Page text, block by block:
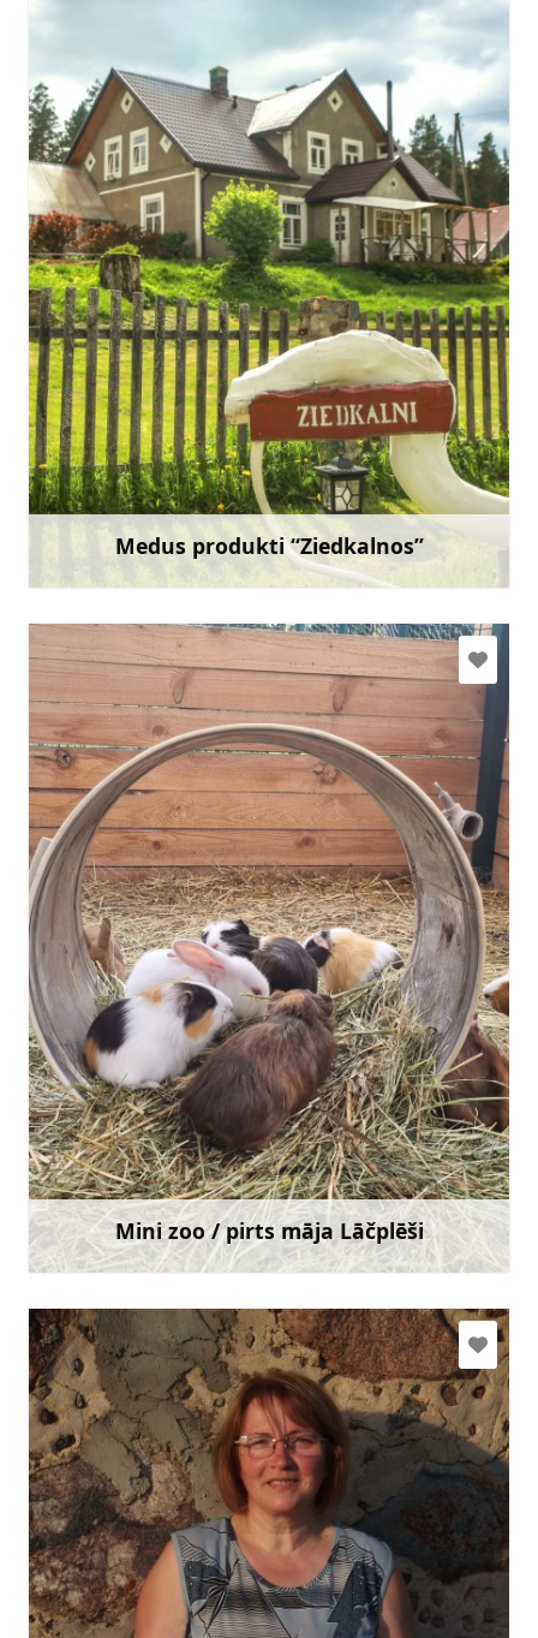
Medus produkti “Ziedkalnos”
sia.ziedkalni@gmail.com
+371 24245023
Doties
Uzzināt vairāk
Mini zoo / pirts māja Lāčplēši
info@minizoolacplesi.lv
+371 29 423 474
Doties
Uzzināt vairāk